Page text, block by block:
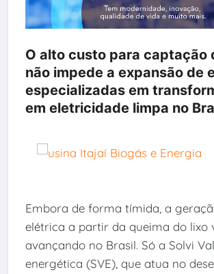
O alto custo para captação
não impede a expansão de
especializadas em
em eletricidade limpa no
Embora de forma tímida, a
elétrica a partir da queima do lixo
avançando no Brasil. Só a Solvi
energética (SVE), que atua no